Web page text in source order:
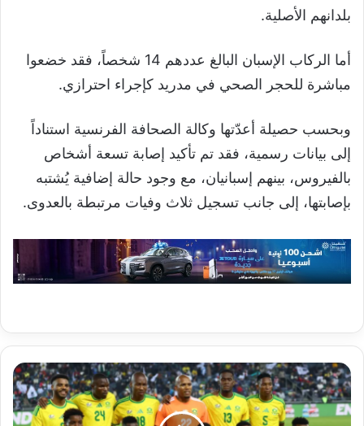
بلدانهم الأصلية.
أما الركاب الإسبان البالغ عددهم 14 شخصاً، فقد خضعوا
مباشرة للحجر الصحي في مدريد كإجراء احترازي.
وبحسب حصيلة أعدّتها وكالة الصحافة الفرنسية استناداً
إلى بيانات رسمية، فقد تم تأكيد إصابة تسعة أشخاص
بالفيروس، بينهم إسبانيان، مع وجود حالة إضافية يُشتبه
بإصابتها، إلى جانب تسجيل ثلاث وفيات مرتبطة بالعدوى.
أزمة
تأشيرات
تؤجل
سفر